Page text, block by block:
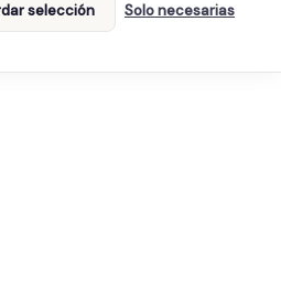
selección Solo necesarias